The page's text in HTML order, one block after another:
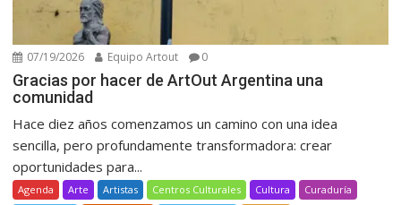
07/19/2026 Equipo Artout 0
Gracias por hacer de ArtOut Argentina una
comunidad
Hace diez años comenzamos un camino con una idea
sencilla, pero profundamente transformadora: crear
oportunidades para...
Agenda Arte Artistas Centros Culturales Cultura
Curaduría